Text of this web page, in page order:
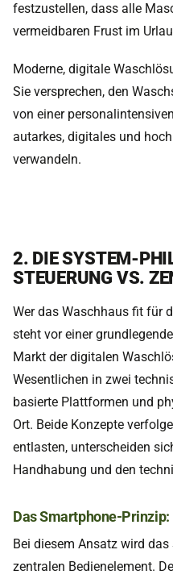
festzustellen, dass alle
vermeidbaren Frust im
Moderne, digitale
Sie versprechen, den
von einer
autarkes, digitales und
verwandeln.
2. DIE SYSTEM-
STEUERUNG VS.
Wer das Waschhaus fit für
steht vor einer
Markt der digitalen
Wesentlichen in zwei
basierte Plattformen und
Ort. Beide Konzepte
entlasten, unterscheiden
Handhabung und den
Das Smartphone-
Bei diesem Ansatz wird
zentralen Bedienelement.